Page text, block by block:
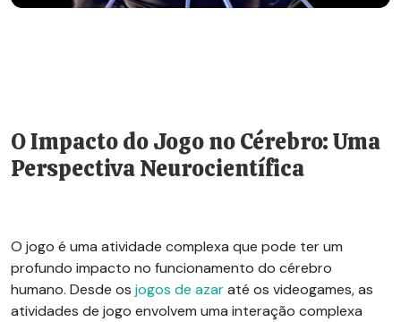
O Impacto do Jogo no Cérebro: Uma
Perspectiva Neurocientífica
O jogo é uma atividade complexa que pode ter um
profundo impacto no funcionamento do cérebro
humano. Desde os jogos de azaraté os videogames, as
atividades de jogo envolvem uma interação complexa